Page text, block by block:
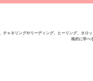
ャネリングやリーディング、ヒーリング、タロ
格的に学べ